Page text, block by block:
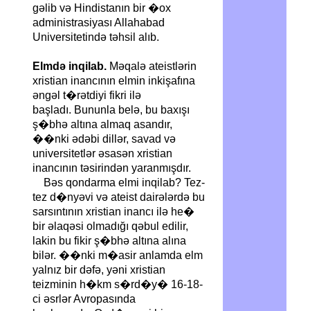
gəlib və Hindistanın bir �ox
administrasiyası Allahabad
Universitetində təhsil alıb.
Elmdə inqilab. Məqalə ateistlərin
xristian inancının elmin inkişafına
əngəl t�rətdiyi fikri ilə
başladı. Bununla belə, bu baxışı
ş�bhə altına almaq asandır,
��nki ədəbi dillər, savad və
universitetlər əsasən xristian
inancının təsirindən yaranmışdır.
Bəs qondarma elmi inqilab? Tez-
tez d�nyəvi və ateist dairələrdə bu
sarsıntının xristian inancı ilə he�
bir əlaqəsi olmadığı qəbul edilir,
lakin bu fikir ş�bhə altına alına
bilər. ��nki m�asir anlamda elm
yalnız bir dəfə, yəni xristian
teizminin h�km s�rd�y� 16-18-
ci əsrlər Avropasında